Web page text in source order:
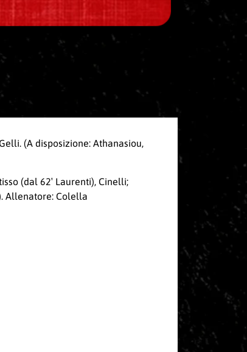
(A disposizione: Athanasiou,
(dal 62′ Laurenti), Cinelli;
Allenatore: Colella